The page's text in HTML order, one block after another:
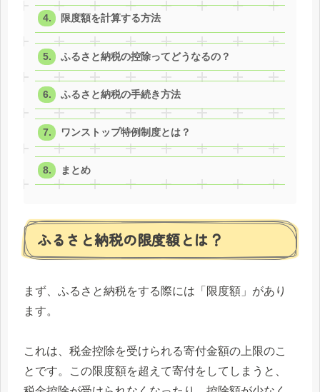
限度額を計算する方法
ふるさと納税の控除ってどうなるの？
ふるさと納税の手続き方法
ワンストップ特例制度とは？
まとめ
ふるさと納税の限度額とは？
まず、ふるさと納税をする際には「限度額」があり
ます。
これは、税金控除を受けられる寄付金額の上限のこ
とです。この限度額を超えて寄付をしてしまうと、